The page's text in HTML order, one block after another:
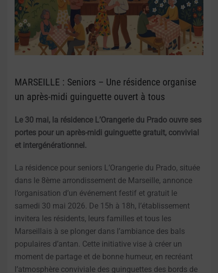
MARSEILLE : Seniors – Une résidence organise
un après-midi guinguette ouvert à tous
Le 30 mai, la résidence L’Orangerie du Prado ouvre ses
portes pour un après-midi guinguette gratuit, convivial
et intergénérationnel.
La résidence pour seniors L’Orangerie du Prado, située
dans le 8ème arrondissement de Marseille, annonce
l’organisation d’un événement festif et gratuit le
samedi 30 mai 2026. De 15h à 18h, l’établissement
invitera les résidents, leurs familles et tous les
Marseillais à se plonger dans l’ambiance des bals
populaires d’antan. Cette initiative vise à créer un
moment de partage et de bonne humeur, en recréant
l’atmosphère conviviale des guinguettes des bords de